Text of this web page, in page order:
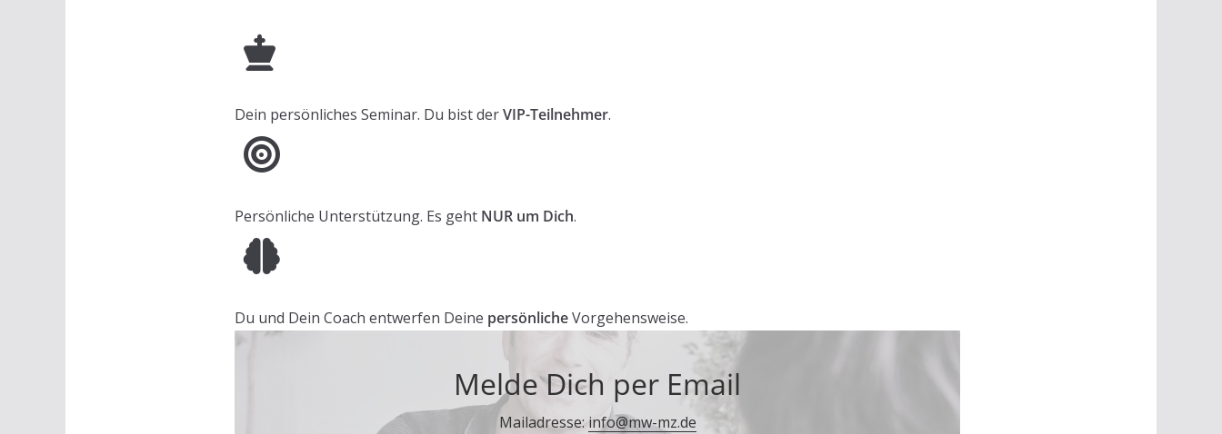
Dein persönliches Seminar. Du bist derVIP-Teilnehmer.
Persönliche Unterstützung. Es geht NUR um Dich.
Du und Dein Coach entwerfen Deine persönlicheVorgehensweise.
Melde Dich per Email
Mailadresse: info@mw-mz.de